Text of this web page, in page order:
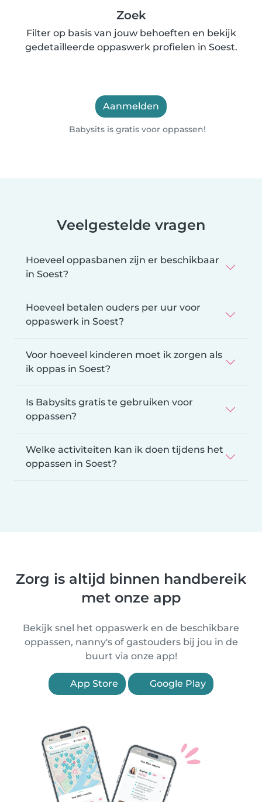
Zoek
Filter op basis van jouw behoeften en bekijk
gedetailleerde oppaswerk profielen in Soest.
Aanmelden
Babysits is gratis voor oppassen!
Veelgestelde vragen
Hoeveel oppasbanen zijn er beschikbaar
in Soest?
Hoeveel betalen ouders per uur voor
oppaswerk in Soest?
Voor hoeveel kinderen moet ik zorgen als
ik oppas in Soest?
Is Babysits gratis te gebruiken voor
oppassen?
Welke activiteiten kan ik doen tijdens het
oppassen in Soest?
Zorg is altijd binnen handbereik
met onze app
Bekijk snel het oppaswerk en de beschikbare
oppassen, nanny's of gastouders bij jou in de
buurt via onze app!
App Store Google Play